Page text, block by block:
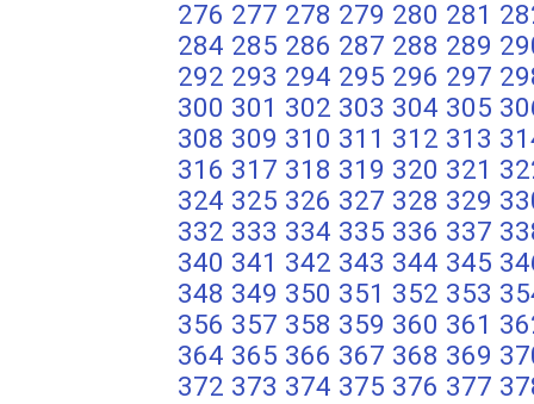
276 277 278 279 280 281
284 285 286 287 288 289
292 293 294 295 296 297
300 301 302 303 304 305
308 309 310 311 312 313
316 317 318 319 320 321
324 325 326 327 328 329
332 333 334 335 336 337
340 341 342 343 344 345
348 349 350 351 352 353
356 357 358 359 360 361
364 365 366 367 368 369
372 373 374 375 376 377